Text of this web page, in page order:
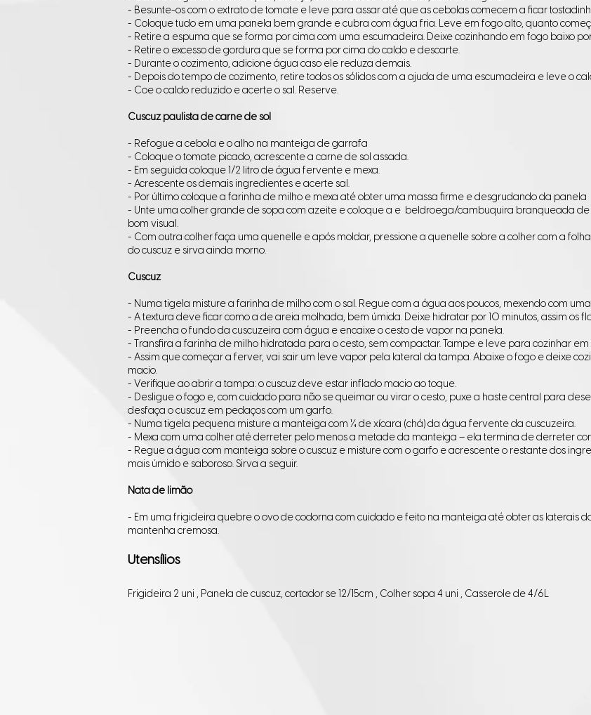
- Besunte-os com o extrato de tomate e leve para assar até que as cebolas comecem a ficar
- Coloque tudo em uma panela bem grande e cubra com água fria. Leve em fogo alto, quanto
- Retire a espuma que se forma por cima com uma escumadeira. Deixe cozinhando em fogo baixo por
- Retire o excesso de gordura que se forma por cima do caldo e descarte.
- Durante o cozimento, adicione água caso ele reduza demais.
- Depois do tempo de cozimento, retire todos os sólidos com a ajuda de uma escumadeira e leve o
- Coe o caldo reduzido e acerte o sal. Reserve.
Cuscuz paulista de carne de sol
- Refogue a cebola e o alho na manteiga de garrafa
- Coloque o tomate picado, acrescente a carne de sol assada.
- Em seguida coloque 1/2 litro de água fervente e mexa.
- Acrescente os demais ingredientes e acerte sal.
- Por último coloque a farinha de milho e mexa até obter uma massa firme e desgrudando da panela
- Unte uma colher grande de sopa com azeite e coloque a e beldroega/cambuquira branqueada
bom visual.
- Com outra colher faça uma quenelle e após moldar, pressione a quenelle sobre a colher com a
do cuscuz e sirva ainda morno.
Cuscuz
- Numa tigela misture a farinha de milho com o sal. Regue com a água aos poucos, mexendo com
- A textura deve ficar como a de areia molhada, bem úmida. Deixe hidratar por 10 minutos, assim os
- Preencha o fundo da cuscuzeira com água e encaixe o cesto de vapor na panela.
- Transfira a farinha de milho hidratada para o cesto, sem compactar. Tampe e leve para cozinhar em
- Assim que começar a ferver, vai sair um leve vapor pela lateral da tampa. Abaixe o fogo e deixe
macio.
- Verifique ao abrir a tampa: o cuscuz deve estar inflado macio ao toque.
- Desligue o fogo e, com cuidado para não se queimar ou virar o cesto, puxe a haste central para
desfaça o cuscuz em pedaços com um garfo.
- Numa tigela pequena misture a manteiga com ¼ de xícara (chá) da água fervente da cuscuzeira.
- Mexa com uma colher até derreter pelo menos a metade da manteiga – ela termina de derreter
- Regue a água com manteiga sobre o cuscuz e misture com o garfo e acrescente o restante dos
mais úmido e saboroso. Sirva a seguir.
Nata de limão
- Em uma frigideira quebre o ovo de codorna com cuidado e feito na manteiga até obter as laterais
mantenha cremosa.
Utensílios
Frigideira 2 uni , Panela de cuscuz, cortador se 12/15cm , Colher sopa 4 uni , Casserole de 4/6L